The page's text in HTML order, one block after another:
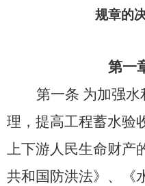
规章的
第一
第一条 为加强水
理，提高工程蓄水验
上下游人民生命财产
共和国防洪法》、《